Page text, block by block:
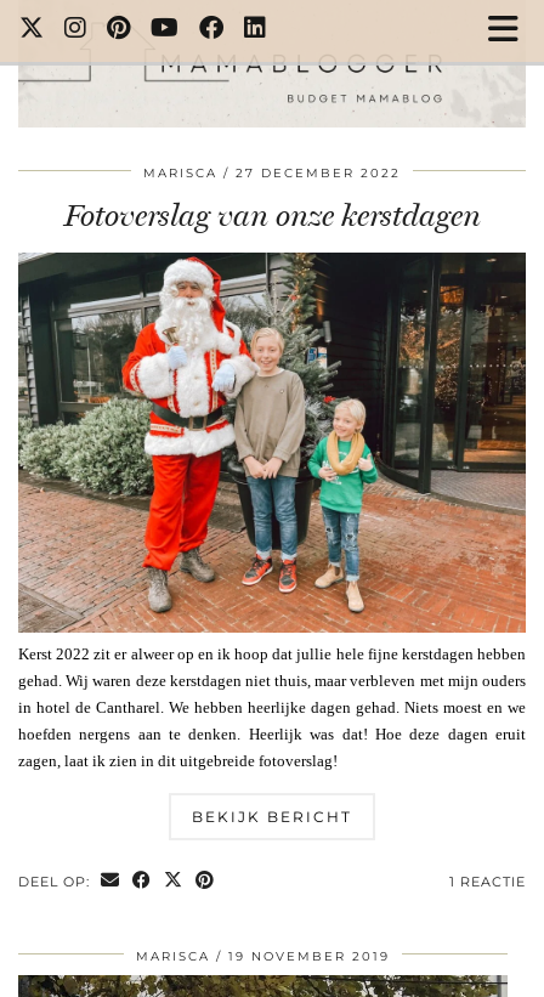
MARISCA 27 DECEMBER 2022
Fotoverslag van onze kerstdagen
Kerst 2022 zit er alweer op en ik hoop dat jullie hele fijne kerstdagen hebben
gehad. Wij waren deze kerstdagen niet thuis, maar verbleven met mijn ouders
in hotel de Cantharel. We hebben heerlijke dagen gehad. Niets moest en we
hoefden nergens aan te denken. Heerlijk was dat! Hoe deze dagen eruit
zagen, laat ik zien in dit uitgebreide fotoverslag!
BEKIJK BERICHT
DEEL OP: 1 REACTIE
MARISCA 19 NOVEMBER 2019